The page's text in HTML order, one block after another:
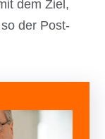
dem Ziel,
der Post-